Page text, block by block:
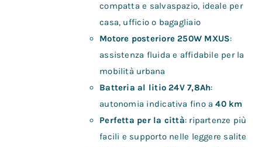
compatta e salvaspazio, ideale per
casa, ufficio o bagagliaio
Motore posteriore 250W MXUS:
assistenza fluida e affidabile per la
mobilità urbana
Batteria al litio 24V 7,8Ah:
autonomia indicativa fino a40 km
Perfetta per la città: ripartenze più
facili e supporto nelle leggere salite